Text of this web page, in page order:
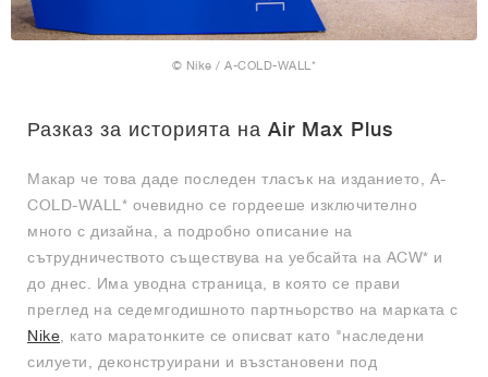
© Nike / A-COLD-WALL*
Разказ за историята на Air Max Plus
Макар че това даде последен тласък на изданието, A-
COLD-WALL* очевидно се гордееше изключително
много с дизайна, а подробно описание на
сътрудничеството съществува на уебсайта на ACW* и
до днес. Има уводна страница, в която се прави
преглед на седемгодишното партньорство на марката с
Nike , като маратонките се описват като "наследени
силуети, деконструирани и възстановени под